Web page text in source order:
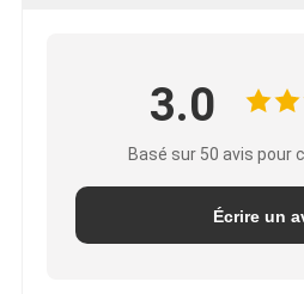
3.0
Basé sur 50 avis pour
Écrire un